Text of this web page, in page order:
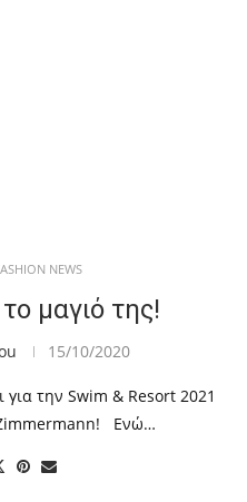
NEWS
μαγιό της!
15/10/2020
την Swim & Resort 2021
Ενώ…